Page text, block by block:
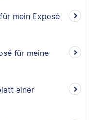
mein Exposé
für meine
einer